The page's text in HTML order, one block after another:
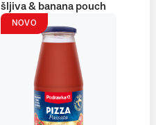
šljiva & banana pouch
NOVO